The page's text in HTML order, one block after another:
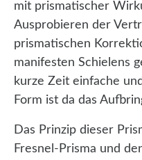
mit prismatischer
Ausprobieren der
prismatischen
manifesten Schielens
kurze Zeit einfache
Form ist da das
Das Prinzip dieser
Fresnel-Prisma und